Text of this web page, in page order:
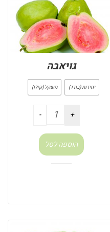
גויאבה
יחידות (בודד) משקל (קילו)
הוספה לסל